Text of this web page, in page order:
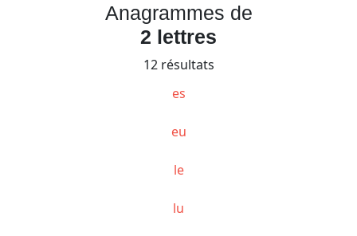
Anagrammes de
2 lettres
12 résultats
es
eu
le
lu